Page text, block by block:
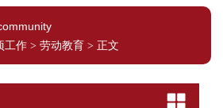
工作 > 劳动教育 > 正文